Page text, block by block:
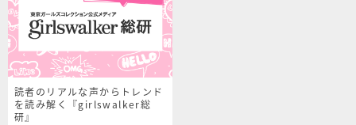
読者のリアルな声からトレンド
を読み解く『girlswalker総
研』